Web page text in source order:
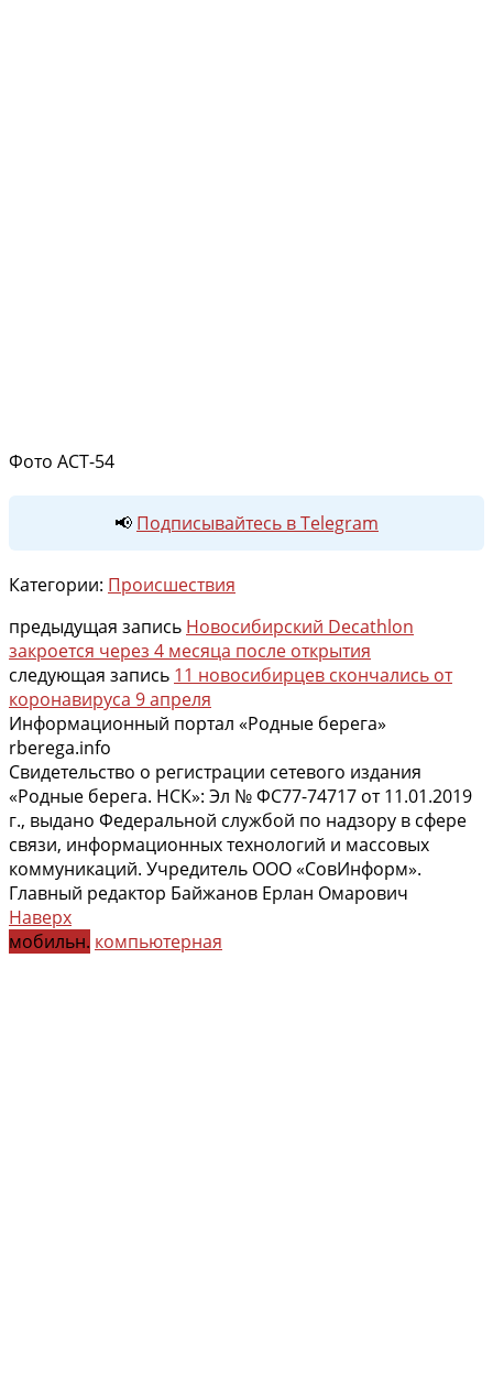
Фото АСТ-54
📢 Подписывайтесь в Telegram
Категории: Происшествия
предыдущая запись Новосибирский Decathlon
закроется через 4 месяца после открытия
следующая запись 11 новосибирцев скончались от
коронавируса 9 апреля
Информационный портал «Родные берега»
rberega.info
Свидетельство о регистрации сетевого издания
«Родные берега. НСК»: Эл № ФС77-74717 от 11.01.2019
г., выдано Федеральной службой по надзору в сфере
связи, информационных технологий и массовых
коммуникаций. Учредитель ООО «СовИнформ».
Главный редактор Байжанов Ерлан Омарович
Наверх
мобильн. компьютерная